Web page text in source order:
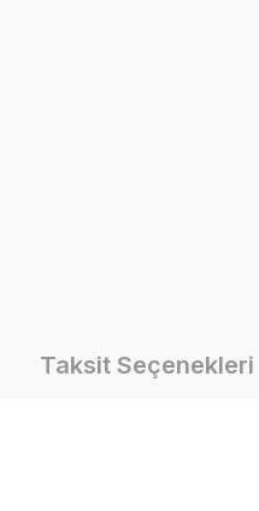
Taksit Seçenekleri